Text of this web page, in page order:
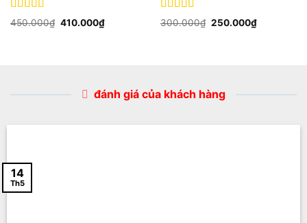
Được xếp
5 sao
450.000₫ 410.000₫
Được xếp
5.005
300.000₫ 250.000₫
đánh giá của khách hàng
14
Th5